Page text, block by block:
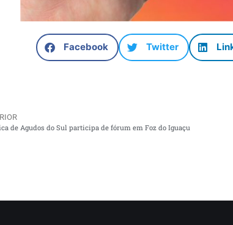
Facebook Twitter
de Agudos do Sul participa de fórum em Foz do Iguaçu